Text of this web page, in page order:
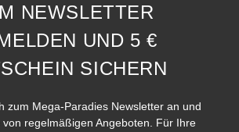
NEWSLETTER
UND 5 €
SICHERN
zum Mega-Paradies Newsletter an und
von regelmäßigen Angeboten. Für Ihre